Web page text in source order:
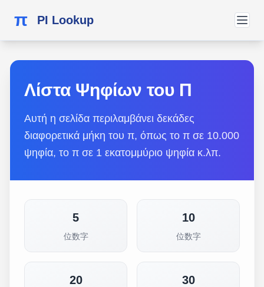
π PI Lookup
Λίστα Ψηφίων του Π
Αυτή η σελίδα περιλαμβάνει δεκάδες
διαφορετικά μήκη του π, όπως το π σε 10.000
ψηφία, το π σε 1 εκατομμύριο ψηφία κ.λπ.
5
位数字
10
位数字
20 30